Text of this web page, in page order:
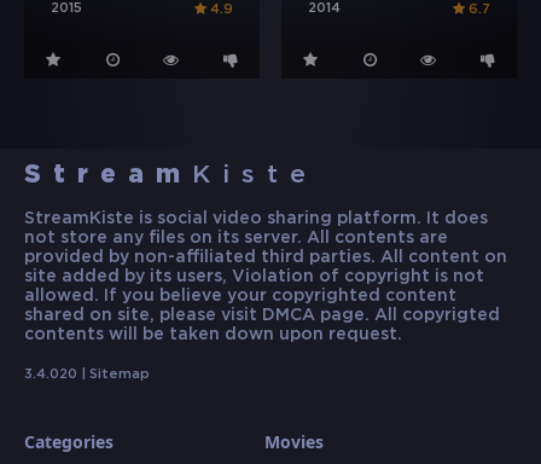
2015 4.9 2014 6.7
Stream Kiste
StreamKiste is social video sharing platform. It does
not store any files on its server. All contents are
provided by non-affiliated third parties. All content on
site added by its users, Violation of copyright is not
allowed. If you believe your copyrighted content
shared on site, please visit DMCA page. All copyrigted
contents will be taken down upon request.
3.4.020 | Sitemap
Categories Movies